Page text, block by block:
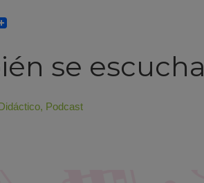
se escucha
, Podcast